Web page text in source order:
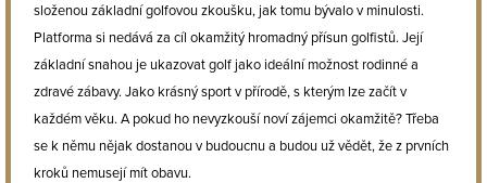
složenou základní golfovou zkoušku, jak tomu bývalo v minulosti.
Platforma si nedává za cíl okamžitý hromadný přísun golfistů. Její
základní snahou je ukazovat golf jako ideální možnost rodinné a
zdravé zábavy. Jako krásný sport v přírodě, s kterým lze začít v
každém věku. A pokud ho nevyzkouší noví zájemci okamžitě? Třeba
se k němu nějak dostanou v budoucnu a budou už vědět, že z prvních
kroků nemusejí mít obavu.